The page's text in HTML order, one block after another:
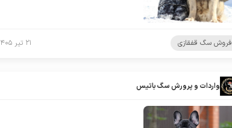
فروش سگ قفقازی ۲۱ تیر ۱۴۰۵
واردات و پرورش سگ باتیس